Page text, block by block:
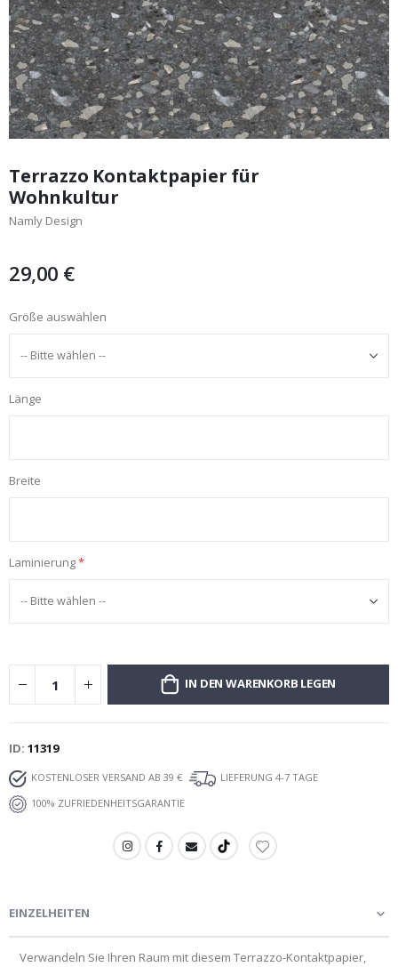
der
Bildgalerie
springen
Terrazzo Kontaktpapier für
Wohnkultur
Namly Design
29,00 €
Größe auswählen
Länge
Breite
Laminierung
IN DEN WARENKORB LEGEN
ID 11319
KOSTENLOSER VERSAND AB 39 €
LIEFERUNG 4-7 TAGE
100% ZUFRIEDENHEITSGARANTIE
EINZELHEITEN
Verwandeln Sie Ihren Raum mit diesem Terrazzo-Kontaktpapier,